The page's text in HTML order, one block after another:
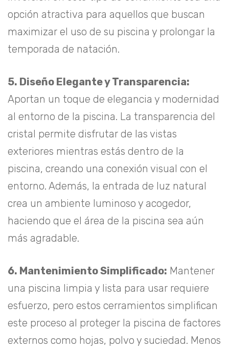
opción atractiva para aquellos que buscan
maximizar el uso de su piscina y prolongar la
temporada de natación.
5. Diseño Elegante y Transparencia:
Aportan un toque de elegancia y modernidad
al entorno de la piscina. La transparencia del
cristal permite disfrutar de las vistas
exteriores mientras estás dentro de la
piscina, creando una conexión visual con el
entorno. Además, la entrada de luz natural
crea un ambiente luminoso y acogedor,
haciendo que el área de la piscina sea aún
más agradable.
6. Mantenimiento Simplificado: Mantener
una piscina limpia y lista para usar requiere
esfuerzo, pero estos cerramientos simplifican
este proceso al proteger la piscina de factores
externos como hojas, polvo y suciedad. Menos